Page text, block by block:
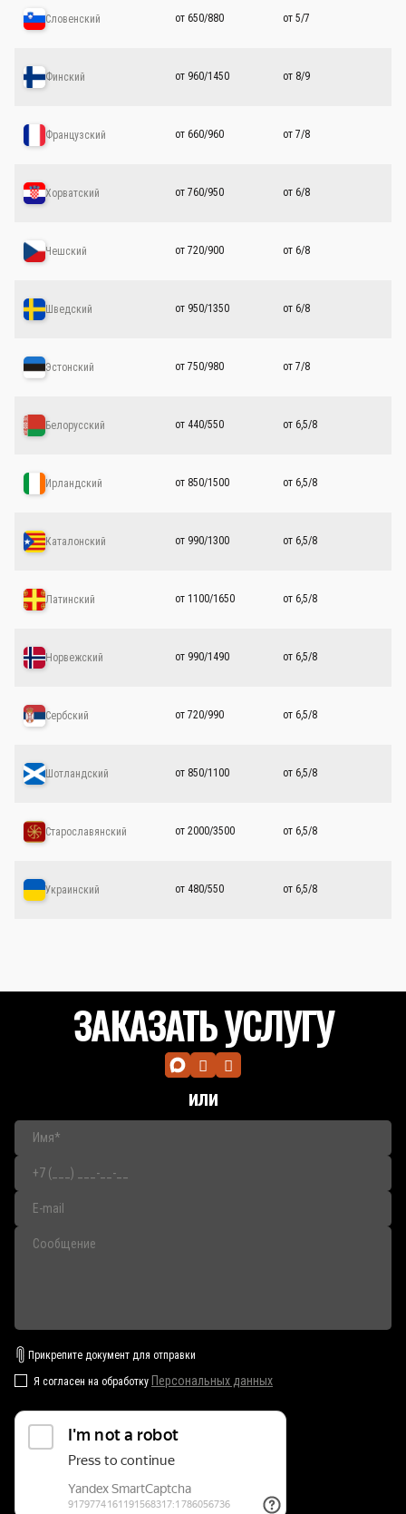
Словенский от 650/880 от 5/7
Финский от 960/1450 от 8/9
Французский от 660/960 от 7/8
Хорватский от 760/950 от 6/8
Чешский от 720/900 от 6/8
Шведский от 950/1350 от 6/8
Эстонский от 750/980 от 7/8
Белорусский от 440/550 от 6,5/8
Ирландский от 850/1500 от 6,5/8
Каталонский от 990/1300 от 6,5/8
Латинский от 1100/1650 от 6,5/8
Норвежский от 990/1490 от 6,5/8
Сербский от 720/990 от 6,5/8
Шотландский от 850/1100 от 6,5/8
Старославянский от 2000/3500 от 6,5/8
Украинский от 480/550 от 6,5/8
ЗАКАЗАТЬ УСЛУГУ
или
Прикрепите документ для отправки
Я согласен на обработку Персональных данных